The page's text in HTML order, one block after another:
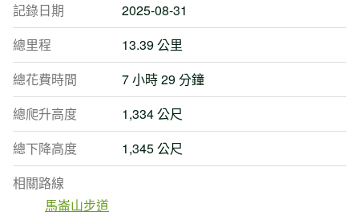
記錄日期
2025-08-31
總里程
13.39 公里
總花費時間
7 小時 29 分鐘
總爬升高度
1,334 公尺
總下降高度
1,345 公尺
相關路線
馬崙山步道